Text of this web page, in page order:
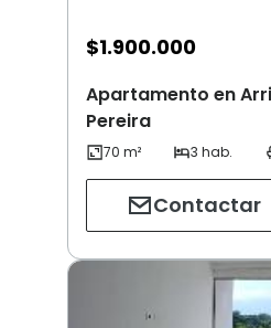
$1.900.000
Apartamento en
Pereira
Contactar